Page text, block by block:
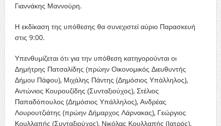
Γιαννάκης Μαννούρη.
Η εκδίκαση της υπόθεσης θα συνεχιστεί αύριο Παρασκευή
στις 9:00.
Υπενθυμίζεται ότι για την υπόθεση κατηγορούνται οι
Δημήτρης Πατσαλίδης (πρώην Οικονομικός Διευθυντής
Δήμου Πάφου), Μιχάλης Πάντης (Δημόσιος Υπάλληλος),
Αντώνιος Κουρουζίδης (Συνταξιούχος), Στέλιος
Παπαδόπουλος (Δημόσιος Υπάλληλος), Ανδρέας
Λουρουτζιάτης (πρώην Δήμαρχος Λάρνακας), Γεώργιος
Κουλλαπής (Συνταξιούχος), Νικόλας Κουλλαπής (Ιατρός),